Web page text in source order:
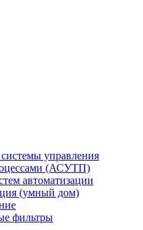
управления
(АСУТП)
автоматизации
(умный дом)
фильтры